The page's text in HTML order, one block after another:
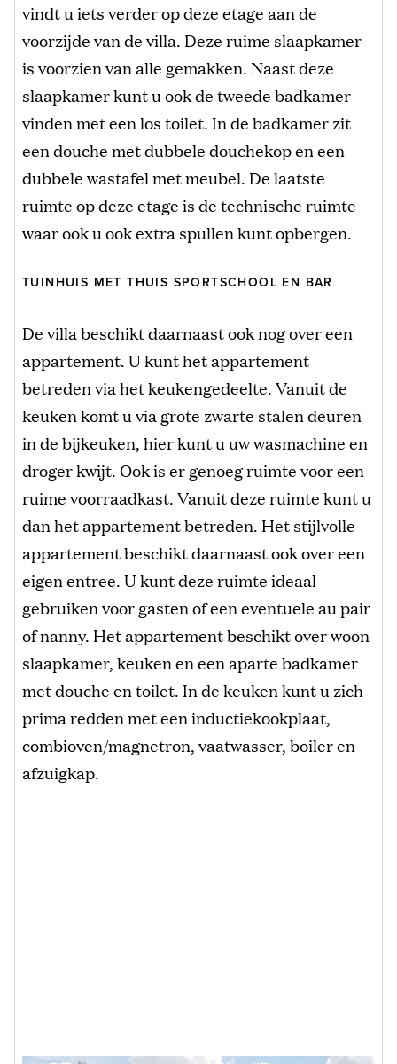
vindt u iets verder op deze etage aan de
voorzijde van de villa. Deze ruime slaapkamer
is voorzien van alle gemakken. Naast deze
slaapkamer kunt u ook de tweede badkamer
vinden met een los toilet. In de badkamer zit
een douche met dubbele douchekop en een
dubbele wastafel met meubel. De laatste
ruimte op deze etage is de technische ruimte
waar ook u ook extra spullen kunt opbergen.
TUINHUIS MET THUIS SPORTSCHOOL EN BAR
De villa beschikt daarnaast ook nog over een
appartement. U kunt het appartement
betreden via het keukengedeelte. Vanuit de
keuken komt u via grote zwarte stalen deuren
in de bijkeuken, hier kunt u uw wasmachine en
droger kwijt. Ook is er genoeg ruimte voor een
ruime voorraadkast. Vanuit deze ruimte kunt u
dan het appartement betreden. Het stijlvolle
appartement beschikt daarnaast ook over een
eigen entree. U kunt deze ruimte ideaal
gebruiken voor gasten of een eventuele au pair
of nanny. Het appartement beschikt over woon-
slaapkamer, keuken en een aparte badkamer
met douche en toilet. In de keuken kunt u zich
prima redden met een inductiekookplaat,
combioven/magnetron, vaatwasser, boiler en
afzuigkap.